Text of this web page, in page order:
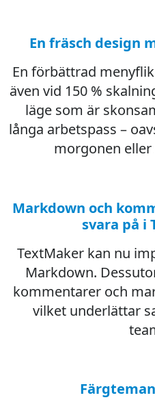
En fräsch design
En förbättrad
även vid 150 %
läge som är
långa arbetspass –
morgonen eller
Markdown och
svara på i
TextMaker kan nu
Markdown.
kommentarer och
vilket underlättar